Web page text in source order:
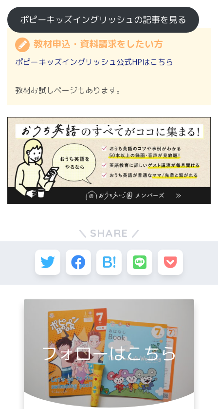
ポピーキッズイングリッシュの記事を見る
教材申込・資料請求をしたい方
ポピーキッズイングリッシュ公式HPはこちら
教材お試しページもあります。
SHARE
フォローはこちら